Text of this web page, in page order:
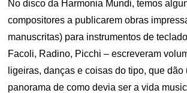
No disco da Harmonia Mundi, temos
compositores a publicarem obras
manuscritas) para instrumentos de
Facoli, Radino, Picchi – escreveram
ligeiras, danças e coisas do tipo, que dão
panorama de como devia ser a vida